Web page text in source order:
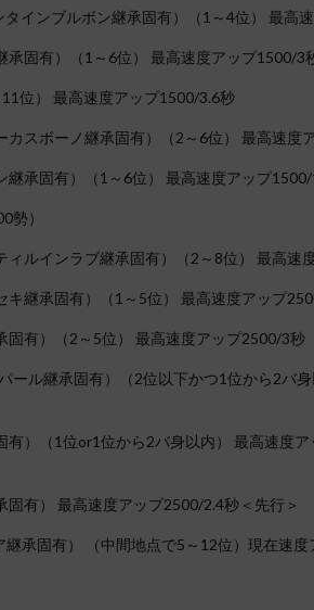
インブルボン継承固有）（1～4位） 最高
承固有）（1～6位） 最高速度アップ1500/3
位） 最高速度アップ1500/3.6秒
カスボーノ継承固有）（2～6位） 最高速度
継承固有）（1～6位） 最高速度アップ
勢）
ィルインラブ継承固有）（2～8位） 最高速
キ継承固有）（1～5位） 最高速度アップ
固有）（2～5位） 最高速度アップ2500/3秒
ール継承固有）（2位以下かつ1位から2バ
有）（1位or1位から2バ身以内） 最高速度
有） 最高速度アップ2500/2.4秒＜先行＞
継承固有） （中間地点で5～12位）現在速